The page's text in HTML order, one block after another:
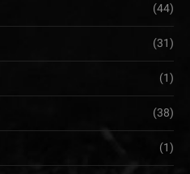
(44)
(31)
(1)
(38)
(1)